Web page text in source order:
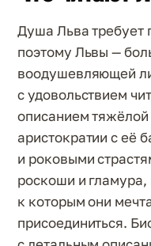
Душа Льва требует
поэтому Львы —
воодушевляющей
с удовольствием
описанием
аристократии с её
и роковыми
роскоши и
к которым они
присоединиться.